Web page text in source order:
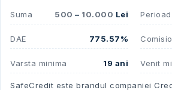
Suma 500 – 10.000 Lei
DAE 775.57%
Varsta minima 19 ani Venit
SafeCredit este brandul companiei